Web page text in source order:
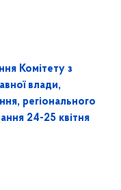
Комітету з
влади,
регіонального
24-25 квітня